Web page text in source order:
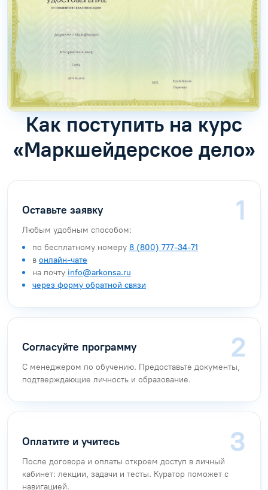
Как поступить на курс
«Маркшейдерское дело»
Оставьте заявку
Любым удобным способом:
по бесплатному номеру 8 (800) 777-34-71
в онлайн-чате
на почту info@arkonsa.ru
через форму обратной связи
Согласуйте программу
С менеджером по обучению. Предоставьте документы,
подтверждающие личность и образование.
Оплатите и учитесь
После договора и оплаты откроем доступ в личный
кабинет: лекции, задачи и тесты. Куратор поможет с
навигацией.